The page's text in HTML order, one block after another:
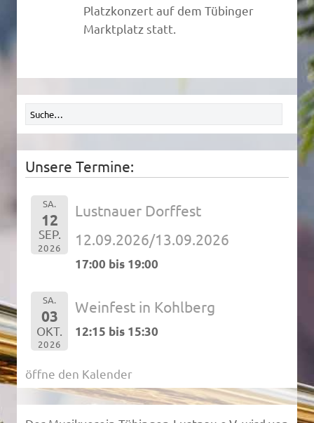
Platzkonzert auf dem Tübinger
Marktplatz statt.
Unsere Termine:
SA.
12
SEP.
2026
Lustnauer Dorffest
12.09.2026/13.09.2026
17:00 bis 19:00
SA.
03
OKT.
2026
Weinfest in Kohlberg
12:15 bis 15:30
öffne den Kalender